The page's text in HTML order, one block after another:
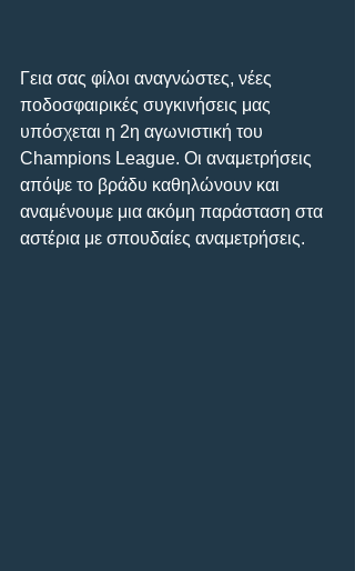
Γεια σας φίλοι αναγνώστες, νέες
ποδοσφαιρικές συγκινήσεις μας
υπόσχεται η 2η αγωνιστική του
Champions League. Οι αναμετρήσεις
απόψε το βράδυ καθηλώνουν και
αναμένουμε μια ακόμη παράσταση στα
αστέρια με σπουδαίες αναμετρήσεις.